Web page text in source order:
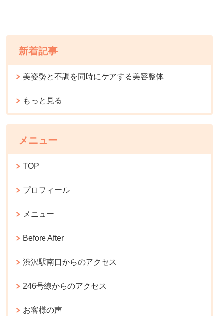
新着記事
美姿勢と不調を同時にケアする美容整体
もっと見る
メニュー
TOP
プロフィール
メニュー
Before After
渋沢駅南口からのアクセス
246号線からのアクセス
お客様の声